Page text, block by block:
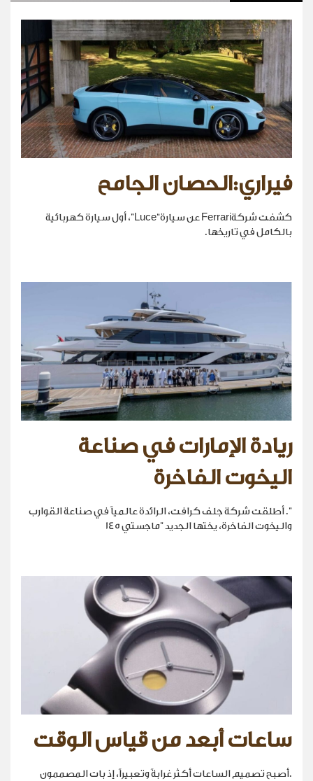
فيراري:الحصان الجامح
كشفت شركةFerrari عن سيارة“Luce”، أول سيارة كهربائية
بالكامل في تاريخها.
ريادة الإمارات في صناعة
اليخوت الفاخرة
". أطلقت شركة جلف كرافت، الرائدة عالمياً في صناعة القوارب
واليخوت الفاخرة، يختها الجديد "ماجستي 145
ساعات أبعد من قياس الوقت
.أصبح تصميم الساعات أكثر غرابةً وتعبيراً، إذ بات المصممون